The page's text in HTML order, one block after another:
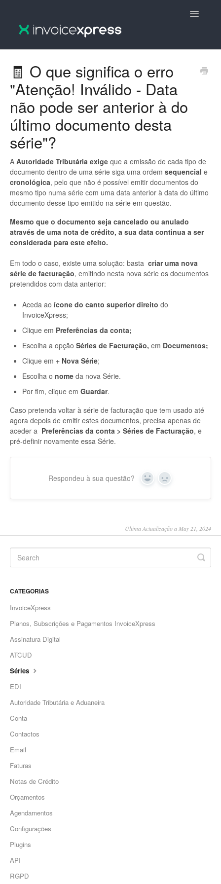
Toggle
🇵🇹 InvoiceXpress V2 :: Português
🇬🇧 InvoiceXpress V2 :: English
🇬🇧 InvoiceXpress :: English
🧾 O que significa o erro
"Atenção! Inválido - Data
não pode ser anterior à do
último documento desta
série"?
A Autoridade Tributária exige que a emissão de cada tipo de
documento dentro de uma série siga uma ordem sequencial e
cronológica, pelo que não é possível emitir documentos do
mesmo tipo numa série com uma data anterior à data do último
documento desse tipo emitido na série em questão.
Mesmo que o documento seja cancelado ou anulado
através de uma nota de crédito, a sua data continua a ser
considerada para este efeito.
Em todo o caso, existe uma solução: basta criar uma nova
série de facturação, emitindo nesta nova série os documentos
pretendidos com data anterior:
Aceda ao ícone do canto superior direito do
InvoiceXpress;
Clique em Preferências da conta;
Escolha a opção Séries de Facturação, em Documentos;
Clique em + Nova Série;
Escolha o nome da nova Série.
Por fim, clique em Guardar.
Caso pretenda voltar à série de facturação que tem usado até
agora depois de emitir estes documentos, precisa apenas de
aceder a Preferências da conta > Séries de Facturação, e
pré-definir novamente essa Série.
Respondeu à sua questão? Yes No
Última Actualização a May 21, 2024
CATEGORIAS
InvoiceXpress
Planos, Subscrições e Pagamentos InvoiceXpress
Assinatura Digital
ATCUD
Séries
EDI
Autoridade Tributária e Aduaneira
Conta
Contactos
Email
Faturas
Notas de Crédito
Orçamentos
Agendamentos
Configurações
Plugins
API
RGPD